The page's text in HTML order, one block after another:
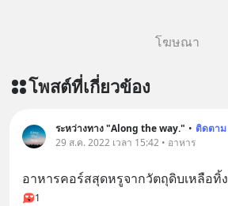
โฆษณา
โพสต์ที่เกี่ยวข้อง
ระหว่างทาง "Along the way." • ติดตาม
29 ส.ค. 2022 เวลา 15:42 • อาหาร
อาหารคอร์สสุดหรูจากวัตถุดิบเหลือทิ้ง
1